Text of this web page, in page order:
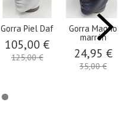
Gorra Piel Daf
105,00 €
125,00 €
Gorra Magno
marrón
24,95 €
35,00 €